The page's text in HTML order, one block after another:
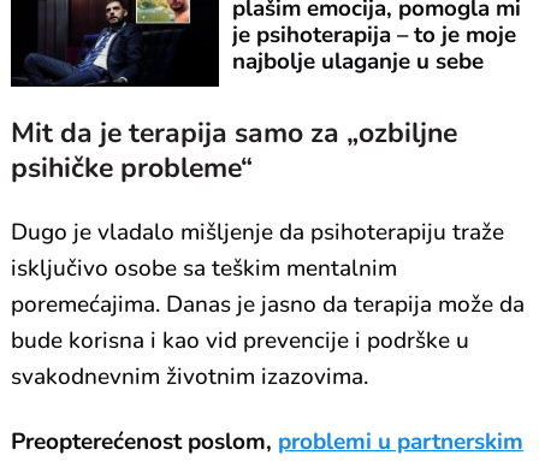
plašim emocija, pomogla mi
je psihoterapija – to je moje
najbolje ulaganje u sebe
Mit da je terapija samo za „ozbiljne
psihičke probleme“
Dugo je vladalo mišljenje da psihoterapiju traže
isključivo osobe sa teškim mentalnim
poremećajima. Danas je jasno da terapija može da
bude korisna i kao vid prevencije i podrške u
svakodnevnim životnim izazovima.
Preopterećenost poslom, problemi u partnerskim